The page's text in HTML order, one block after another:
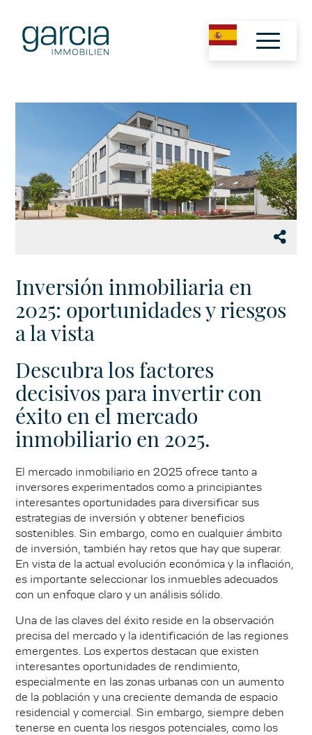
Inversión inmobiliaria en
2025: oportunidades y riesgos
a la vista
Descubra los factores
decisivos para invertir con
éxito en el mercado
inmobiliario en 2025.
El mercado inmobiliario en 2025 ofrece tanto a
inversores experimentados como a principiantes
interesantes oportunidades para diversificar sus
estrategias de inversión y obtener beneficios
sostenibles. Sin embargo, como en cualquier ámbito
de inversión, también hay retos que hay que superar.
En vista de la actual evolución económica y la inflación,
es importante seleccionar los inmuebles adecuados
con un enfoque claro y un análisis sólido.
Una de las claves del éxito reside en la observación
precisa del mercado y la identificación de las regiones
emergentes. Los expertos destacan que existen
interesantes oportunidades de rendimiento,
especialmente en las zonas urbanas con un aumento
de la población y una creciente demanda de espacio
residencial y comercial. Sin embargo, siempre deben
tenerse en cuenta los riesgos potenciales, como los